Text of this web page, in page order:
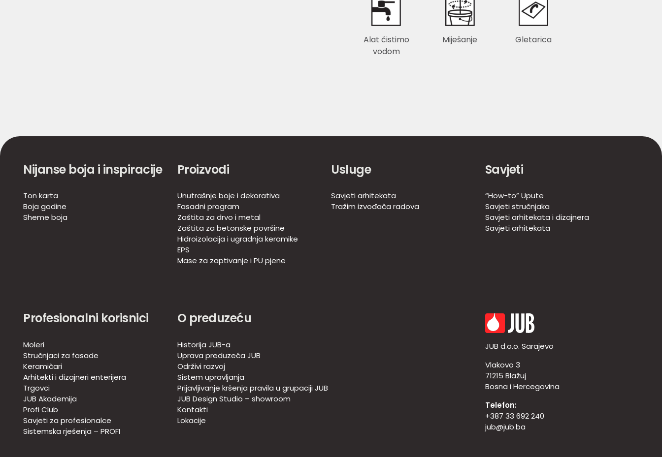
Alat čistimo
vodom
Miješanje Gletarica
Nijanse boja i inspiracije
Ton karta
Boja godine
Sheme boja
Proizvodi
Unutrašnje boje i dekorativa
Fasadni program
Zaštita za drvo i metal
Zaštita za betonske površine
Hidroizolacija i ugradnja keramike
EPS
Mase za zaptivanje i PU pjene
Usluge
Savjeti arhitekata
Tražim izvođača radova
Savjeti
“How-to” Upute
Savjeti stručnjaka
Savjeti arhitekata i dizajnera
Savjeti arhitekata
Profesionalni korisnici
Moleri
Stručnjaci za fasade
Keramičari
Arhitekti i dizajneri enterijera
Trgovci
JUB Akademija
Profi Club
Savjeti za profesionalce
Sistemska rješenja – PROFI
O preduzeću
Historija JUB-a
Uprava preduzeća JUB
Održivi razvoj
Sistem upravljanja
Prijavljivanje kršenja pravila u grupaciji JUB
JUB Design Studio – showroom
Kontakti
Lokacije
JUB d.o.o. Sarajevo
Vlakovo 3
71215 Blažuj
Bosna i Hercegovina
Telefon:
+387 33 692 240
jub@jub.ba